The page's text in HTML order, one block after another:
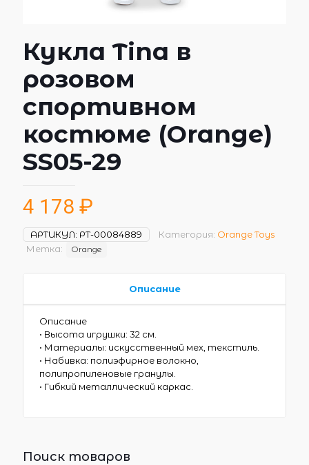
Кукла Tina в
розовом
спортивном
костюме (Orange)
SS05-29
4 178 ₽
АРТИКУЛ: РТ-00084889 Категория: Orange Toys
Метка:
Orange
Описание
Описание
• Высота игрушки: 32 см.
• Материалы: искусственный мех, текстиль.
• Набивка: полиэфирное волокно,
полипропиленовые гранулы.
• Гибкий металлический каркас.
Поиск товаров